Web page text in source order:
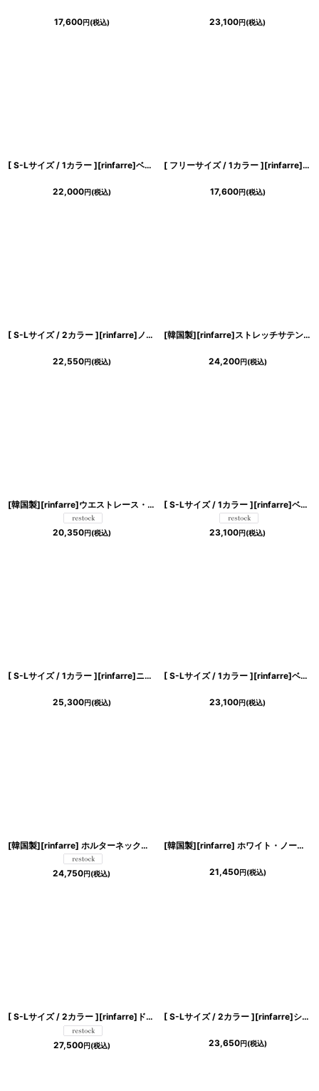
17,600円(税込) 23,100円(税込)
[ S-Lサイズ / 1カラー ][rinfarre]ベージュ・タック・レース・長袖・タイト・ミディアム・ワンピース[薗田杏奈着用][送料無料]
22,000円(税込)
[ フリーサイズ / 1カラー ][rinfarre]ノースリーブ・Vネック・プリント・カシュクール・マキシ・ロングドレス・ワンピース[奈月セナ着用][送料無料]
17,600円(税込)
[ S-Lサイズ / 2カラー ][rinfarre]ノースリーブ・シンプル・ペンシル・ボートネック・タイト・ミディアムドレス・ワンピース[黒木麗奈着用・薗田杏奈着用][送料無料]
22,550円(税込)
[韓国製][rinfarre]ストレッチサテン・ドレープ・ノースリーブ・Vネック・サイドスリット・マーメイドライン・ロングドレス・ワンピース[山崎みどり着用][送料無料]mybk
24,200円(税込)
[韓国製][rinfarre]ウエストレース・切り替え・ボートネック・ノースリーブ・タイト・ミディアムドレス・ワンピース[MIRIN・黒木麗奈着用]《送料＆代引き手数料無料》
20,350円(税込)
[ S-Lサイズ / 1カラー ][rinfarre]ベージュ×ブルー・レース・ハイネック・タック・半袖・タイト・ミディアムドレス・ワンピース[黒木麗奈着用][送料無料]
23,100円(税込)
[ S-Lサイズ / 1カラー ][rinfarre]ニュアンスマーブル・ベルベット・グレー・タック・マーメイド・ノースリーブ・ロングドレス[薗田杏奈着用][送料無料]
25,300円(税込)
[ S-Lサイズ / 1カラー ][rinfarre]ベージュ・リボンショルダー・スクエアネック・フレア・Aライン・ミディアムドレス・ワンピース[黒木麗奈着用][送料無料]
23,100円(税込)
[韓国製][rinfarre] ホルターネック・胸元プリーツ・シフォン・Aライン・ノースリーブ・ロングドレス・ワンピース[山崎みどり・薗田杏奈ちゃん着用]《送料＆代引き手数料無料》myrd
24,750円(税込)
[韓国製][rinfarre] ホワイト・ノースリーブ・チェック柄 ・異素材・マーメイド・タイト・ミディアムドレス・ワンピース[薗田杏奈着用][送料無料]
21,450円(税込)
[ S-Lサイズ / 2カラー ][rinfarre]ドレープネック・シフォン・ベージュ・ネイビー・シンプル・上品・マーメイド・ノースリーブ・ロングドレス[薗田杏奈・黒木麗奈着用][送料無料]
27,500円(税込)
[ S-Lサイズ / 2カラー ][rinfarre]シンプル・長袖・スクエアネック・シアー・タイト・ミディアム・ワンピース[薗田杏奈着用][送料無料]
23,650円(税込)